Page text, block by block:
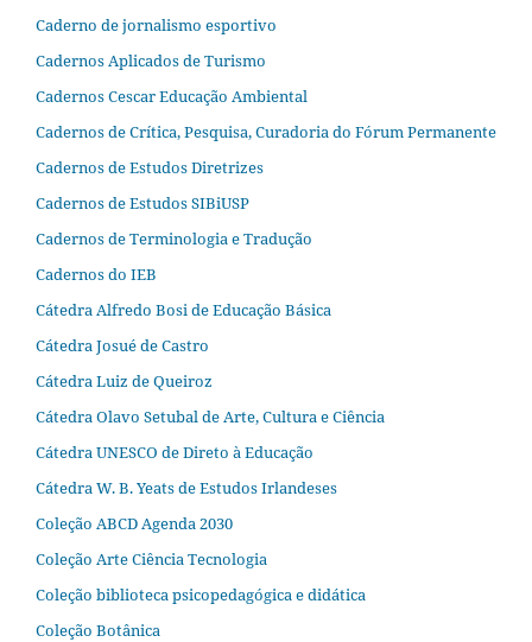
Caderno de jornalismo esportivo
Cadernos Aplicados de Turismo
Cadernos Cescar Educação Ambiental
Cadernos de Crítica, Pesquisa, Curadoria do Fórum Permanente
Cadernos de Estudos Diretrizes
Cadernos de Estudos SIBiUSP
Cadernos de Terminologia e Tradução
Cadernos do IEB
Cátedra Alfredo Bosi de Educação Básica
Cátedra Josué de Castro
Cátedra Luiz de Queiroz
Cátedra Olavo Setubal de Arte, Cultura e Ciência
Cátedra UNESCO de Direto à Educação
Cátedra W. B. Yeats de Estudos Irlandeses
Coleção ABCD Agenda 2030
Coleção Arte Ciência Tecnologia
Coleção biblioteca psicopedagógica e didática
Coleção Botânica